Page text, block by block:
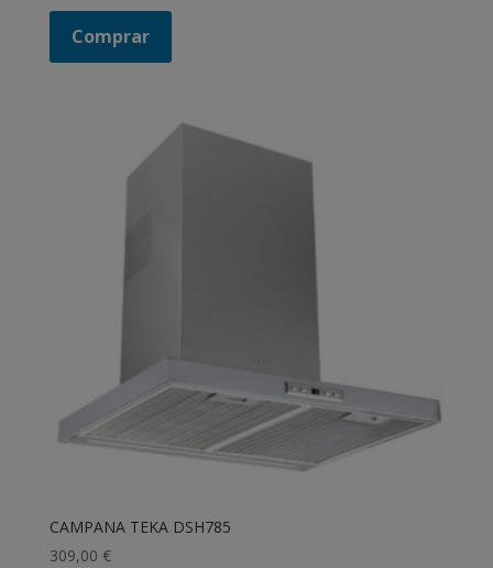
Comprar
CAMPANA TEKA DSH785
309,00 €